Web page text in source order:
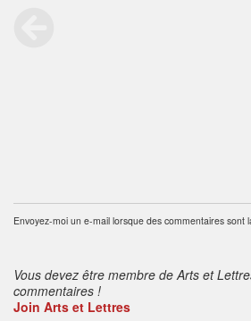
Envoyez-moi un e-mail lorsque des commentaires sont
Vous devez être membre de Arts et
commentaires !
Join Arts et Lettres